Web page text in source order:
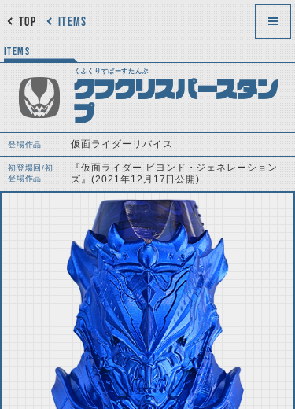
ITEMS
TOP
ITEMS
くふくりすぱーすたんぷ
クフクリスパースタン
プ
登場作品 仮面ライダーリバイス
初登場回/初
登場作品
『仮面ライダー ビヨンド・ジェネレーション
ズ』(2021年12月17日公開)